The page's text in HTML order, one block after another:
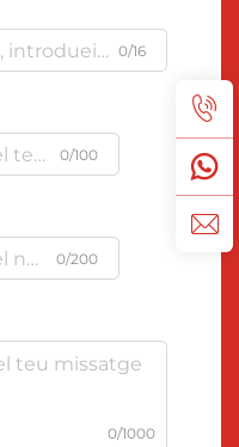
0/16
0/100
0/200
0/1000